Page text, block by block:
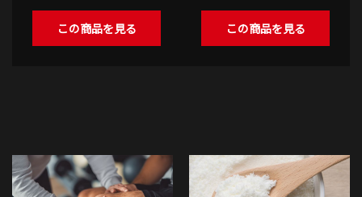
この商品を見る この商品を見る